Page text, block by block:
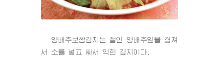
양배추보쌈김치는 절인 양배추잎을 겹쳐
서 소를 넣고 싸서 익힌 김치이다.